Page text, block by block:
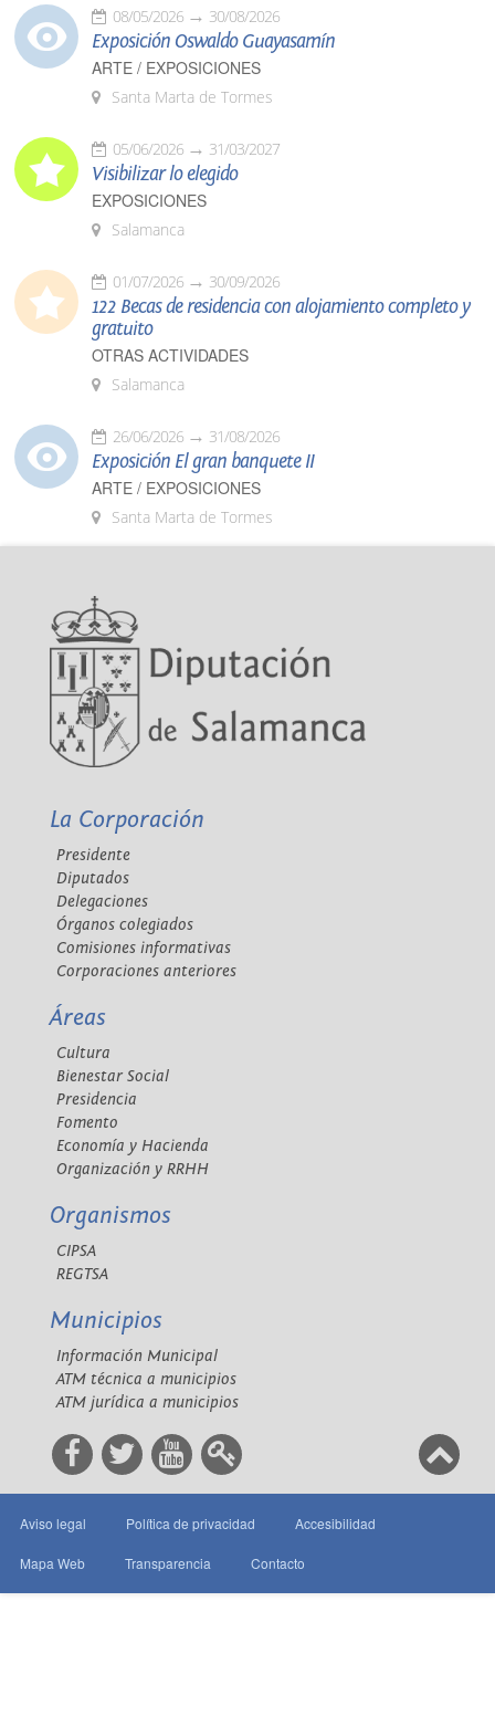
08/05/2026 30/08/2026
Exposición Oswaldo Guayasamín
ARTE / EXPOSICIONES
Santa Marta de Tormes
05/06/2026 31/03/2027
Visibilizar lo elegido
EXPOSICIONES
Salamanca
01/07/2026 30/09/2026
122 Becas de residencia con alojamiento completo y
gratuito
OTRAS ACTIVIDADES
Salamanca
26/06/2026 31/08/2026
Exposición El gran banquete II
ARTE / EXPOSICIONES
Santa Marta de Tormes
La Corporación
Presidente
Diputados
Delegaciones
Órganos colegiados
Comisiones informativas
Corporaciones anteriores
Áreas
Cultura
Bienestar Social
Presidencia
Fomento
Economía y Hacienda
Organización y RRHH
Organismos
CIPSA
REGTSA
Municipios
Información Municipal
ATM técnica a municipios
ATM jurídica a municipios
Aviso legal Política de privacidad Accesibilidad
Mapa Web Transparencia Contacto